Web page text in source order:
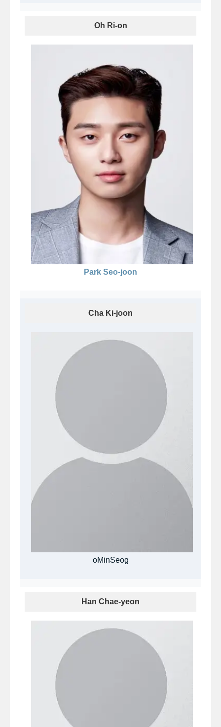
Oh Ri-on
Park Seo-joon
Cha Ki-joon
oMinSeog
Han Chae-yeon